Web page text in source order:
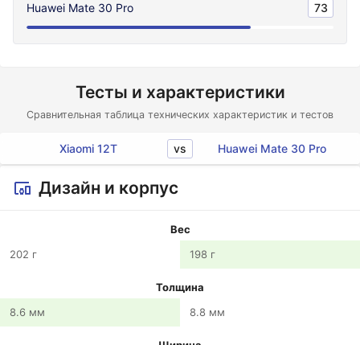
Huawei Mate 30 Pro 73
Тесты и характеристики
Сравнительная таблица технических характеристик и тестов
Xiaomi 12T vs Huawei Mate 30 Pro
Дизайн и корпус
Вес
202 г
198 г
Толщина
8.6 мм
8.8 мм